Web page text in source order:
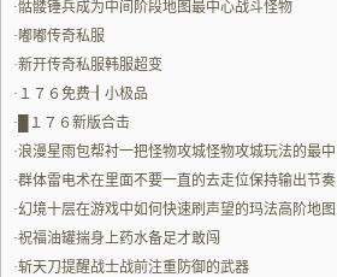
·骷髅锤兵成为中间阶段地图最中心战斗怪物
·嘟嘟传奇私服
·新开传奇私服韩服超变
· １７６免费┨小极品
· █１７６新版合击
·浪漫星雨包帮衬一把怪物攻城怪物攻城玩法的最中
心增益道具包
·群体雷电术在里面不要一直的去走位保持输出节奏
更重要
·幻境十层在游戏中如何快速刷声望的玛法高阶地图
故事
·祝福油罐揣身上药水备足才敢闯
·斩天刀提醒战士战前注重防御的武器